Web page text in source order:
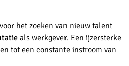
het zoeken van nieuw talent
als werkgever. Een ijzersterke
tot een constante instroom van